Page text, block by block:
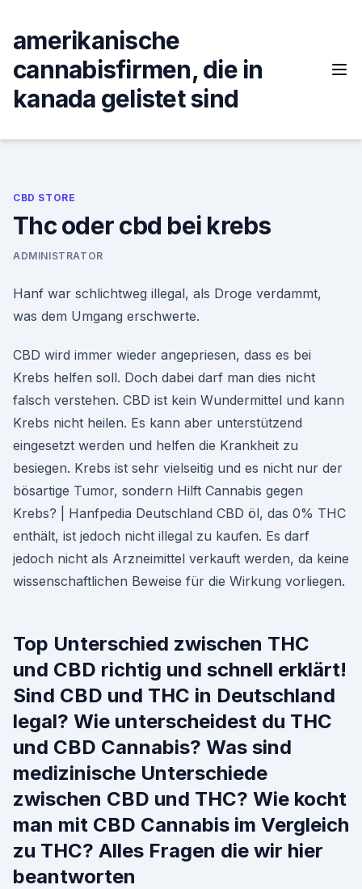
content
amerikanische
cannabisfirmen, die in
kanada gelistet sind
CBD STORE
Thc oder cbd bei krebs
ADMINISTRATOR
Hanf war schlichtweg illegal, als Droge verdammt,
was dem Umgang erschwerte.
CBD wird immer wieder angepriesen, dass es bei
Krebs helfen soll. Doch dabei darf man dies nicht
falsch verstehen. CBD ist kein Wundermittel und kann
Krebs nicht heilen. Es kann aber unterstützend
eingesetzt werden und helfen die Krankheit zu
besiegen. Krebs ist sehr vielseitig und es nicht nur der
bösartige Tumor, sondern Hilft Cannabis gegen
Krebs? | Hanfpedia Deutschland CBD öl, das 0% THC
enthält, ist jedoch nicht illegal zu kaufen. Es darf
jedoch nicht als Arzneimittel verkauft werden, da keine
wissenschaftlichen Beweise für die Wirkung vorliegen.
Top Unterschied zwischen THC
und CBD richtig und schnell erklärt!
Sind CBD und THC in Deutschland
legal? Wie unterscheidest du THC
und CBD Cannabis? Was sind
medizinische Unterschiede
zwischen CBD und THC? Wie kocht
man mit CBD Cannabis im Vergleich
zu THC? Alles Fragen die wir hier
beantworten